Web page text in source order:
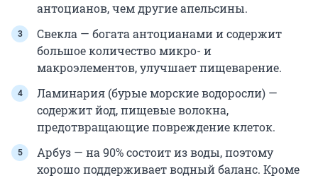
антоцианов, чем другие апельсины.
Свекла — богата антоцианами и содержит
большое количество микро- и
макроэлементов, улучшает пищеварение.
Ламинария (бурые морские водоросли) —
содержит йод, пищевые волокна,
предотвращающие повреждение клеток.
Арбуз — на 90% состоит из воды, поэтому
хорошо поддерживает водный баланс. Кроме